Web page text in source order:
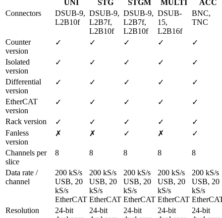
UNI STG STGM MULTI
ACC
Connectors
DSUB-9,
L2B10f
DSUB-9,
L2B7f,
L2B10f
DSUB-9,
L2B7f,
L2B10f
DSUB-
15,
L2B16f
BNC,
TNC
Counter
version
✓ ✓ ✓ ✓ ✓
Isolated
version
✓ ✓ ✓ ✓ ✓
Differential
version
✓ ✓ ✓ ✓ ✓
EtherCAT
version
✓ ✓ ✓ ✓ ✓
Rack version ✓ ✓ ✓ ✓
✓
Fanless
version
✗ ✗ ✓ ✗ ✓
Channels per
slice
8 8 8 8 8
Data rate /
channel
200 kS/s
USB, 20
kS/s
EtherCAT
200 kS/s
USB, 20
kS/s
EtherCAT
200 kS/s
USB, 20
kS/s
EtherCAT
200 kS/s
USB, 20
kS/s
EtherCAT
200 kS/s
USB, 20
kS/s
Resolution
24-bit
24-bit
24-bit
24-bit
24-bit